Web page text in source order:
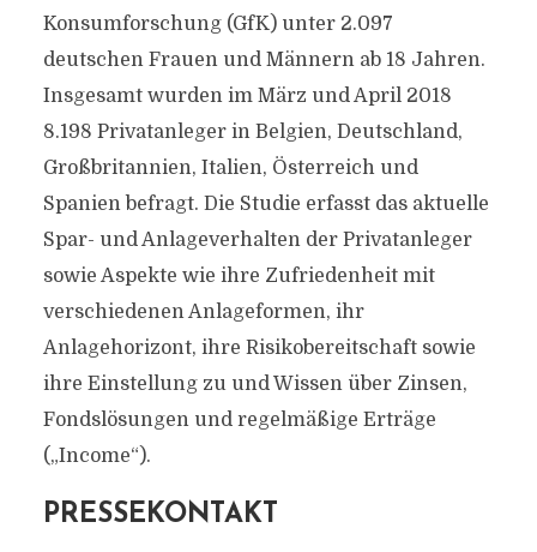
Konsumforschung (GfK) unter 2.097
deutschen Frauen und Männern ab 18 Jahren.
Insgesamt wurden im März und April 2018
8.198 Privatanleger in Belgien, Deutschland,
Großbritannien, Italien, Österreich und
Spanien befragt. Die Studie erfasst das aktuelle
Spar- und Anlageverhalten der Privatanleger
sowie Aspekte wie ihre Zufriedenheit mit
verschiedenen Anlageformen, ihr
Anlagehorizont, ihre Risikobereitschaft sowie
ihre Einstellung zu und Wissen über Zinsen,
Fondslösungen und regelmäßige Erträge
(„Income“).
PRESSEKONTAKT